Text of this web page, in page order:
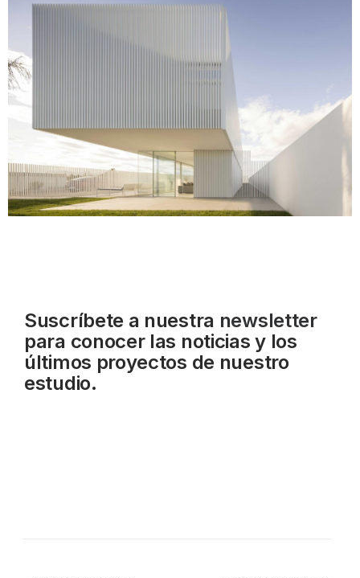
Suscríbete a nuestra newsletter
para conocer las noticias y los
últimos proyectos de nuestro
estudio.